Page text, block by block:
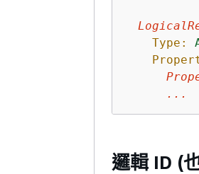
Type:
...
邏輯 ID (